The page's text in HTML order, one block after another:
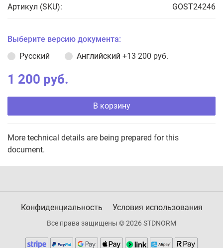
Артикул (SKU): GOST24246
Выберите версию документа:
Русский
Английский +13 200 руб.
1 200 руб.
В корзину
More technical details are being prepared for this
document.
Конфиденциальность Условия использования
Все права защищены © 2026 STDNORM